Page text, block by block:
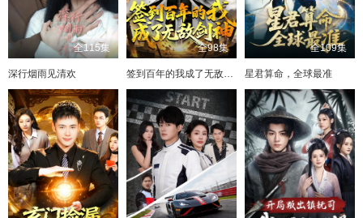
全115集
深行烟雨见清欢
全98集 全109集
星君算命，全球最准